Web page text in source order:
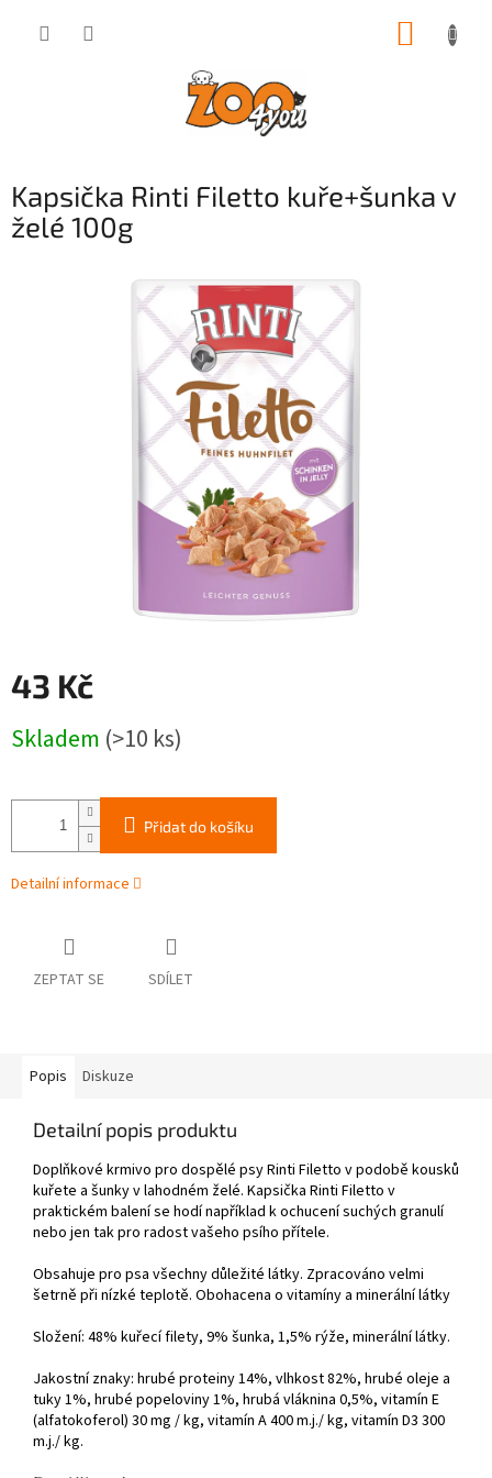
Kapsička Rinti Filetto kuře+šunka v
želé 100g
43 Kč
cena:
Skladem (>10 ks)
Přidat do košíku
Detailní informace
ZEPTAT SE SDÍLET
Popis Diskuze
Detailní popis produktu
Doplňkové krmivo pro dospělé psy Rinti Filetto v podobě kousků
kuřete a šunky v lahodném želé. Kapsička Rinti Filetto v
praktickém balení se hodí například k ochucení suchých granulí
nebo jen tak pro radost vašeho psího přítele.
Obsahuje pro psa všechny důležité látky. Zpracováno velmi
šetrně při nízké teplotě. Obohacena o vitamíny a minerální látky
Složení: 48% kuřecí filety, 9% šunka, 1,5% rýže, minerální látky.
Jakostní znaky: hrubé proteiny 14%, vlhkost 82%, hrubé oleje a
tuky 1%, hrubé popeloviny 1%, hrubá vláknina 0,5%, vitamín E
(alfatokoferol) 30 mg / kg, vitamín A 400 m.j./ kg, vitamín D3 300
m.j./ kg.